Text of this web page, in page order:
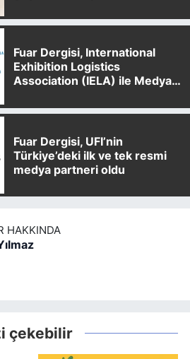
Fuar Dergisi, International
Exhibition Logistics
Association (IELA) ile Medya
Fuar Dergisi, UFI’nin
Türkiye’deki ilk ve tek resmi
medya partneri oldu
HAKKINDA
çekebilir